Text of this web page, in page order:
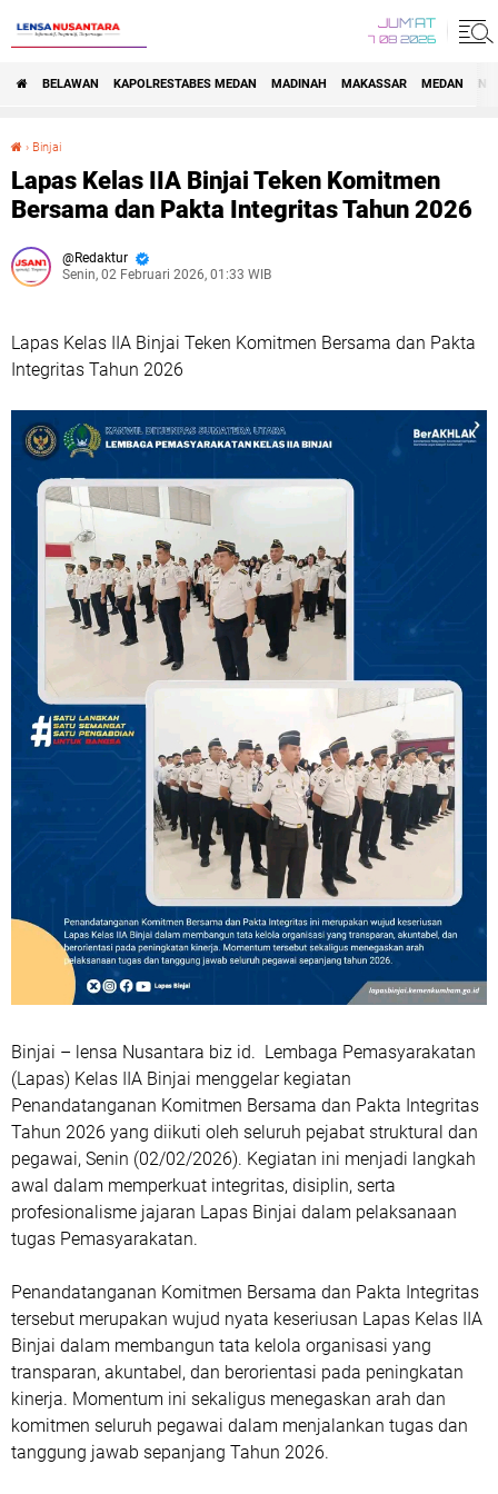
JUM'AT
7 08 2026
BELAWAN KAPOLRESTABES MEDAN MADINAH MAKASSAR MEDAN
› Binjai
Lapas Kelas IIA Binjai Teken Komitmen
Bersama dan Pakta Integritas Tahun 2026
Redaktur
Senin, 02 Februari 2026, 01:33 WIB
Lapas Kelas IIA Binjai Teken Komitmen Bersama dan Pakta
Integritas Tahun 2026
Binjai – lensa Nusantara biz id. Lembaga Pemasyarakatan
(Lapas) Kelas IIA Binjai menggelar kegiatan
Penandatanganan Komitmen Bersama dan Pakta Integritas
Tahun 2026 yang diikuti oleh seluruh pejabat struktural dan
pegawai, Senin (02/02/2026). Kegiatan ini menjadi langkah
awal dalam memperkuat integritas, disiplin, serta
profesionalisme jajaran Lapas Binjai dalam pelaksanaan
tugas Pemasyarakatan.
Penandatanganan Komitmen Bersama dan Pakta Integritas
tersebut merupakan wujud nyata keseriusan Lapas Kelas IIA
Binjai dalam membangun tata kelola organisasi yang
transparan, akuntabel, dan berorientasi pada peningkatan
kinerja. Momentum ini sekaligus menegaskan arah dan
komitmen seluruh pegawai dalam menjalankan tugas dan
tanggung jawab sepanjang Tahun 2026.